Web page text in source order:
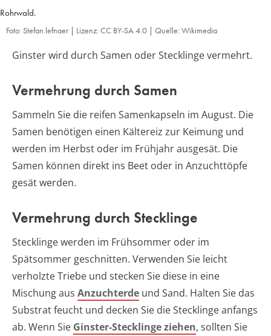
Rohrwald.
Foto: Stefan.lefnaer | Lizenz: CC BY-SA 4.0 | Quelle: Wikimedia
Ginster wird durch Samen oder Stecklinge vermehrt.
Vermehrung durch Samen
Sammeln Sie die reifen Samenkapseln im August. Die
Samen benötigen einen Kältereiz zur Keimung und
werden im Herbst oder im Frühjahr ausgesät. Die
Samen können direkt ins Beet oder in Anzuchttöpfe
gesät werden.
Vermehrung durch Stecklinge
Stecklinge werden im Frühsommer oder im
Spätsommer geschnitten. Verwenden Sie leicht
verholzte Triebe und stecken Sie diese in eine
Mischung aus Anzuchterde und Sand. Halten Sie das
Substrat feucht und decken Sie die Stecklinge anfangs
ab. Wenn Sie Ginster-Stecklinge ziehen, sollten Sie